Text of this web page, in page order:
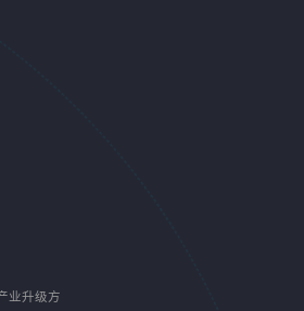
业升级方